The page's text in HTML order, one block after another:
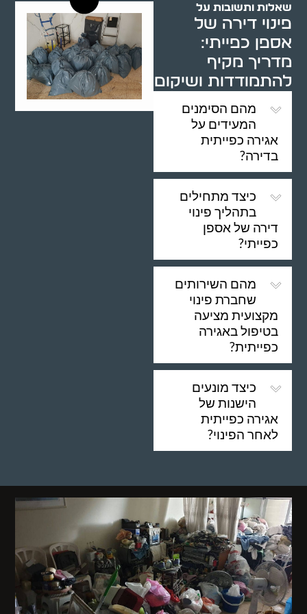
שאלות ותשובות על
פינוי דירה של
אספן כפייתי:
מדריך מקיף
להתמודדות ושיקום
מהם הסימנים
המעידים על
אגירה כפייתית
בדירה?
כיצד מתחילים
בתהליך פינוי
דירה של אספן
כפייתי?
מהם השירותים
שחברת פינוי
מקצועית מציעה
בטיפול באגירה
כפייתית?
כיצד מונעים
הישנות של
אגירה כפייתית
לאחר הפינוי?